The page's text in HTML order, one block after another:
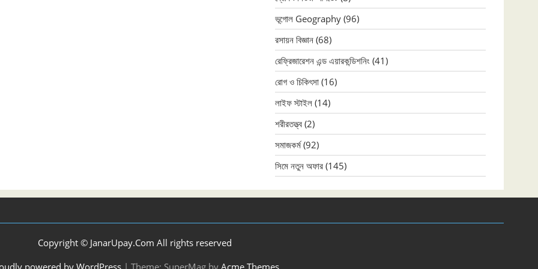
ভূগোল Geography (96)
রসায়ন বিজ্ঞান (68)
রেফ্রিজারেশন এন্ড এয়ারকন্ডিশনিং (41)
রোগ ও চিকিৎসা (16)
লাইফ স্টাইল (14)
শরীরতত্ত্ব (2)
সমাজকর্ম(92)
সিমে নতুন ‍অফার (145)
Copyright © JanarUpay.Com All rights reserved
powered by WordPress | Theme: SuperMag by Acme Themes